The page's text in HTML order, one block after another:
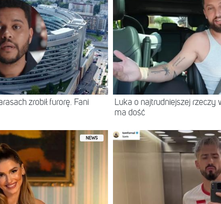
zrobił furorę. Fani
Luka o najtrudniejszej rzeczy
ma dość
NEWS